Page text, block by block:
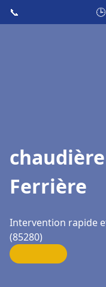
📞
Ferrière
Intervention rapide
(85280)